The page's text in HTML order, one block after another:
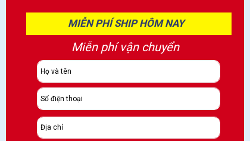
Miễn phí vận chuyển
MIỄN PHÍ SHIP HÔM NAY